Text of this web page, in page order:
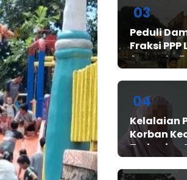
03
Peduli
Fraksi
Anggota
Kusuma
04
Kelalaian
Korban
Terbaring